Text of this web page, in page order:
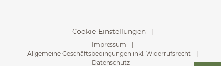
Cookie-Einstellungen
Impressum
Allgemeine Geschäftsbedingungen inkl. Widerrufsrecht
Datenschutz